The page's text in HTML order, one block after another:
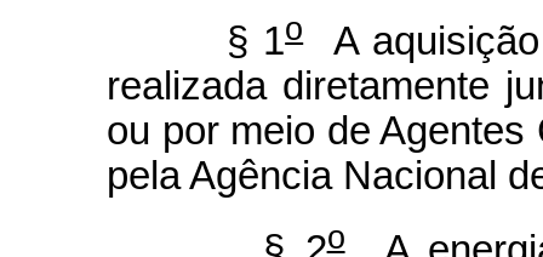
§ 1o
A
realizada diretamente
ou por meio de
pela Agência Nacional
o